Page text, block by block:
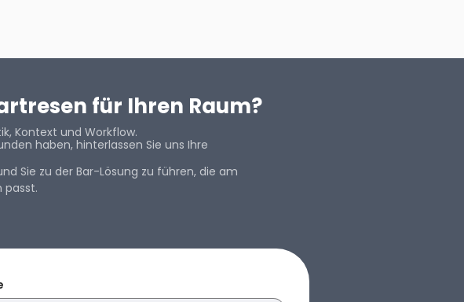
für Ihren Raum?
Kontext und Workflow.
haben, hinterlassen Sie uns Ihre
Sie zu der Bar-Lösung zu führen, die am
passt.